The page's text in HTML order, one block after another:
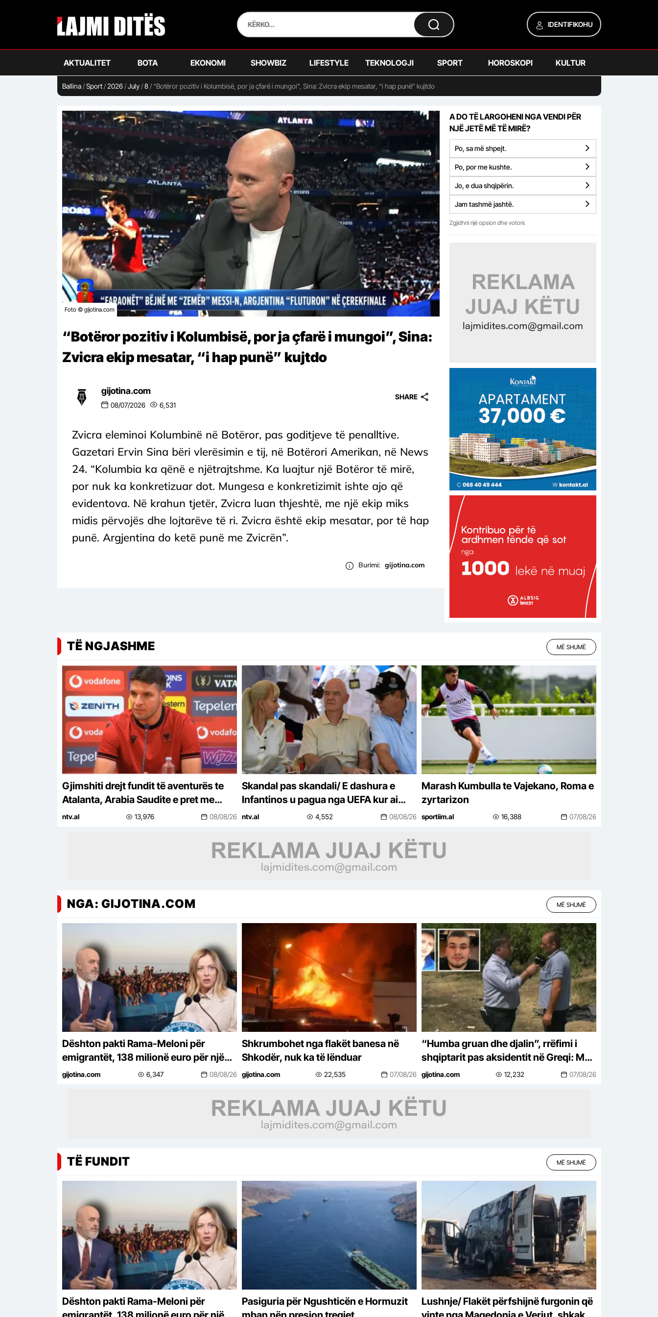
IDENTIFIKOHU
AKTUALITET BOTA EKONOMI SHOWBIZ LIFESTYLE TEKNOLOGJI SPORT HOROSKOPI KULTUR
Ballina/Sport/2026/July/8/ “Botëror pozitiv i Kolumbisë, por ja çfarë i mungoi”, Sina: Zvicra ekip mesatar, “i hap punë” kujtdo
Foto © gijotina.com
“Botëror pozitiv i Kolumbisë, por ja çfarë i mungoi”, Sina:
Zvicra ekip mesatar, “i hap punë” kujtdo
gijotina.com
08/07/2026 6,531
SHARE
Zvicra eleminoi Kolumbinë në Botëror, pas goditjeve të penalltive.
Gazetari Ervin Sina bëri vlerësimin e tij, në Botërori Amerikan, në News
24. “Kolumbia ka qënë e njëtrajtshme. Ka luajtur një Botëror të mirë,
por nuk ka konkretizuar dot. Mungesa e konkretizimit ishte ajo që
evidentova. Në krahun tjetër, Zvicra luan thjeshtë, me një ekip miks
midis përvojës dhe lojtarëve të ri. Zvicra është ekip mesatar, por të hap
punë. Argjentina do ketë punë me Zvicrën”.
Burimi: gijotina.com
A DO TË LARGOHENI NGA VENDI PËR
NJË JETË MË TË MIRË?
Po, sa më shpejt.
Po, por me kushte.
Jo, e dua shqipërin.
Jam tashmë jashtë.
Zgjidhni një opsion dhe votoni.
TË NGJASHME MË SHUMË
Gjimshiti drejt fundit të aventurës te
Atalanta, Arabia Saudite e pret me
kontratë milionëshe
ntv.al 13,976 08/08/26
Skandal pas skandali/ E dashura e
Infantinos u pagua nga UEFA kur ai
ishte sekretar i përgjithshëm
ntv.al 4,552 08/08/26
Marash Kumbulla te Vajekano, Roma e
zyrtarizon
sportiim.al 16,388 07/08/26
NGA: GIJOTINA.COM MË SHUMË
Dështon pakti Rama-Meloni për
emigrantët, 138 milionë euro për një
qendër bosh
gijotina.com 6,347 08/08/26
Shkrumbohet nga flakët banesa në
Shkodër, nuk ka të lënduar
gijotina.com 22,535 07/08/26
“Humba gruan dhe djalin”, rrëfimi i
shqiptarit pas aksidentit në Greqi: Ma
ndjeu zemra, i mora në telefon…
gijotina.com 12,232 07/08/26
TË FUNDIT MË SHUMË
Dështon pakti Rama-Meloni për
Pasiguria për Ngushticën e Hormuzit
Lushnje/ Flakët përfshijnë furgonin që